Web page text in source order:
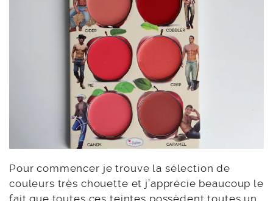
Pour commencer je trouve la sélection de
couleurs très chouette et j’apprécie beaucoup le